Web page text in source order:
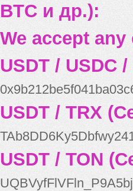
BTC и др.):
We accept any
USDT / USDC
USDT / TRX
USDT / TON